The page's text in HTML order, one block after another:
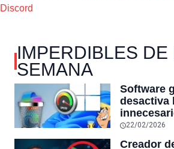
Discord
IMPERDIBLES DE
SEMANA
Software
desactiva
11 y
22/02/2026
Creador